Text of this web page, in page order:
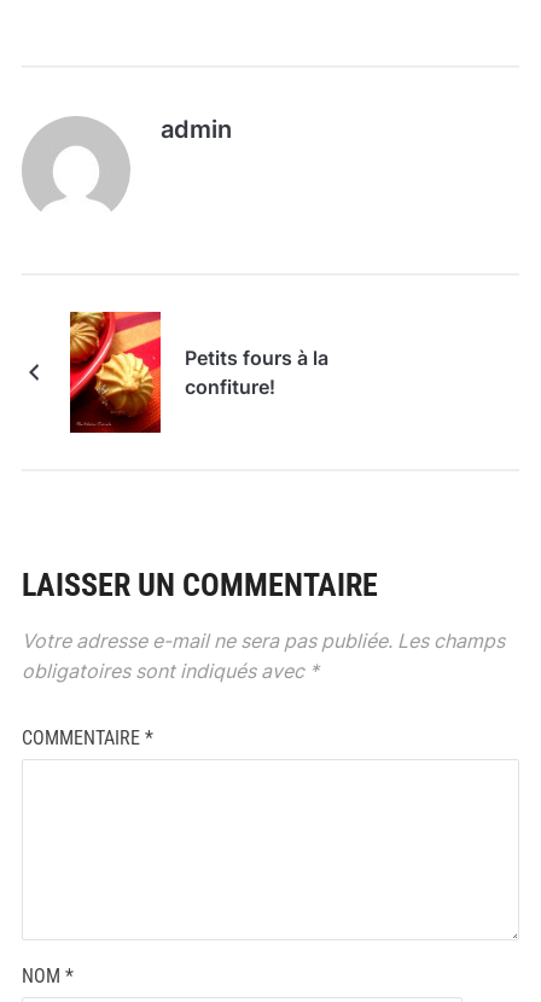
admin
Petits fours à la
confiture!
LAISSER UN COMMENTAIRE
Votre adresse e-mail ne sera pas publiée. Les champs
obligatoires sont indiqués avec *
COMMENTAIRE *
NOM *